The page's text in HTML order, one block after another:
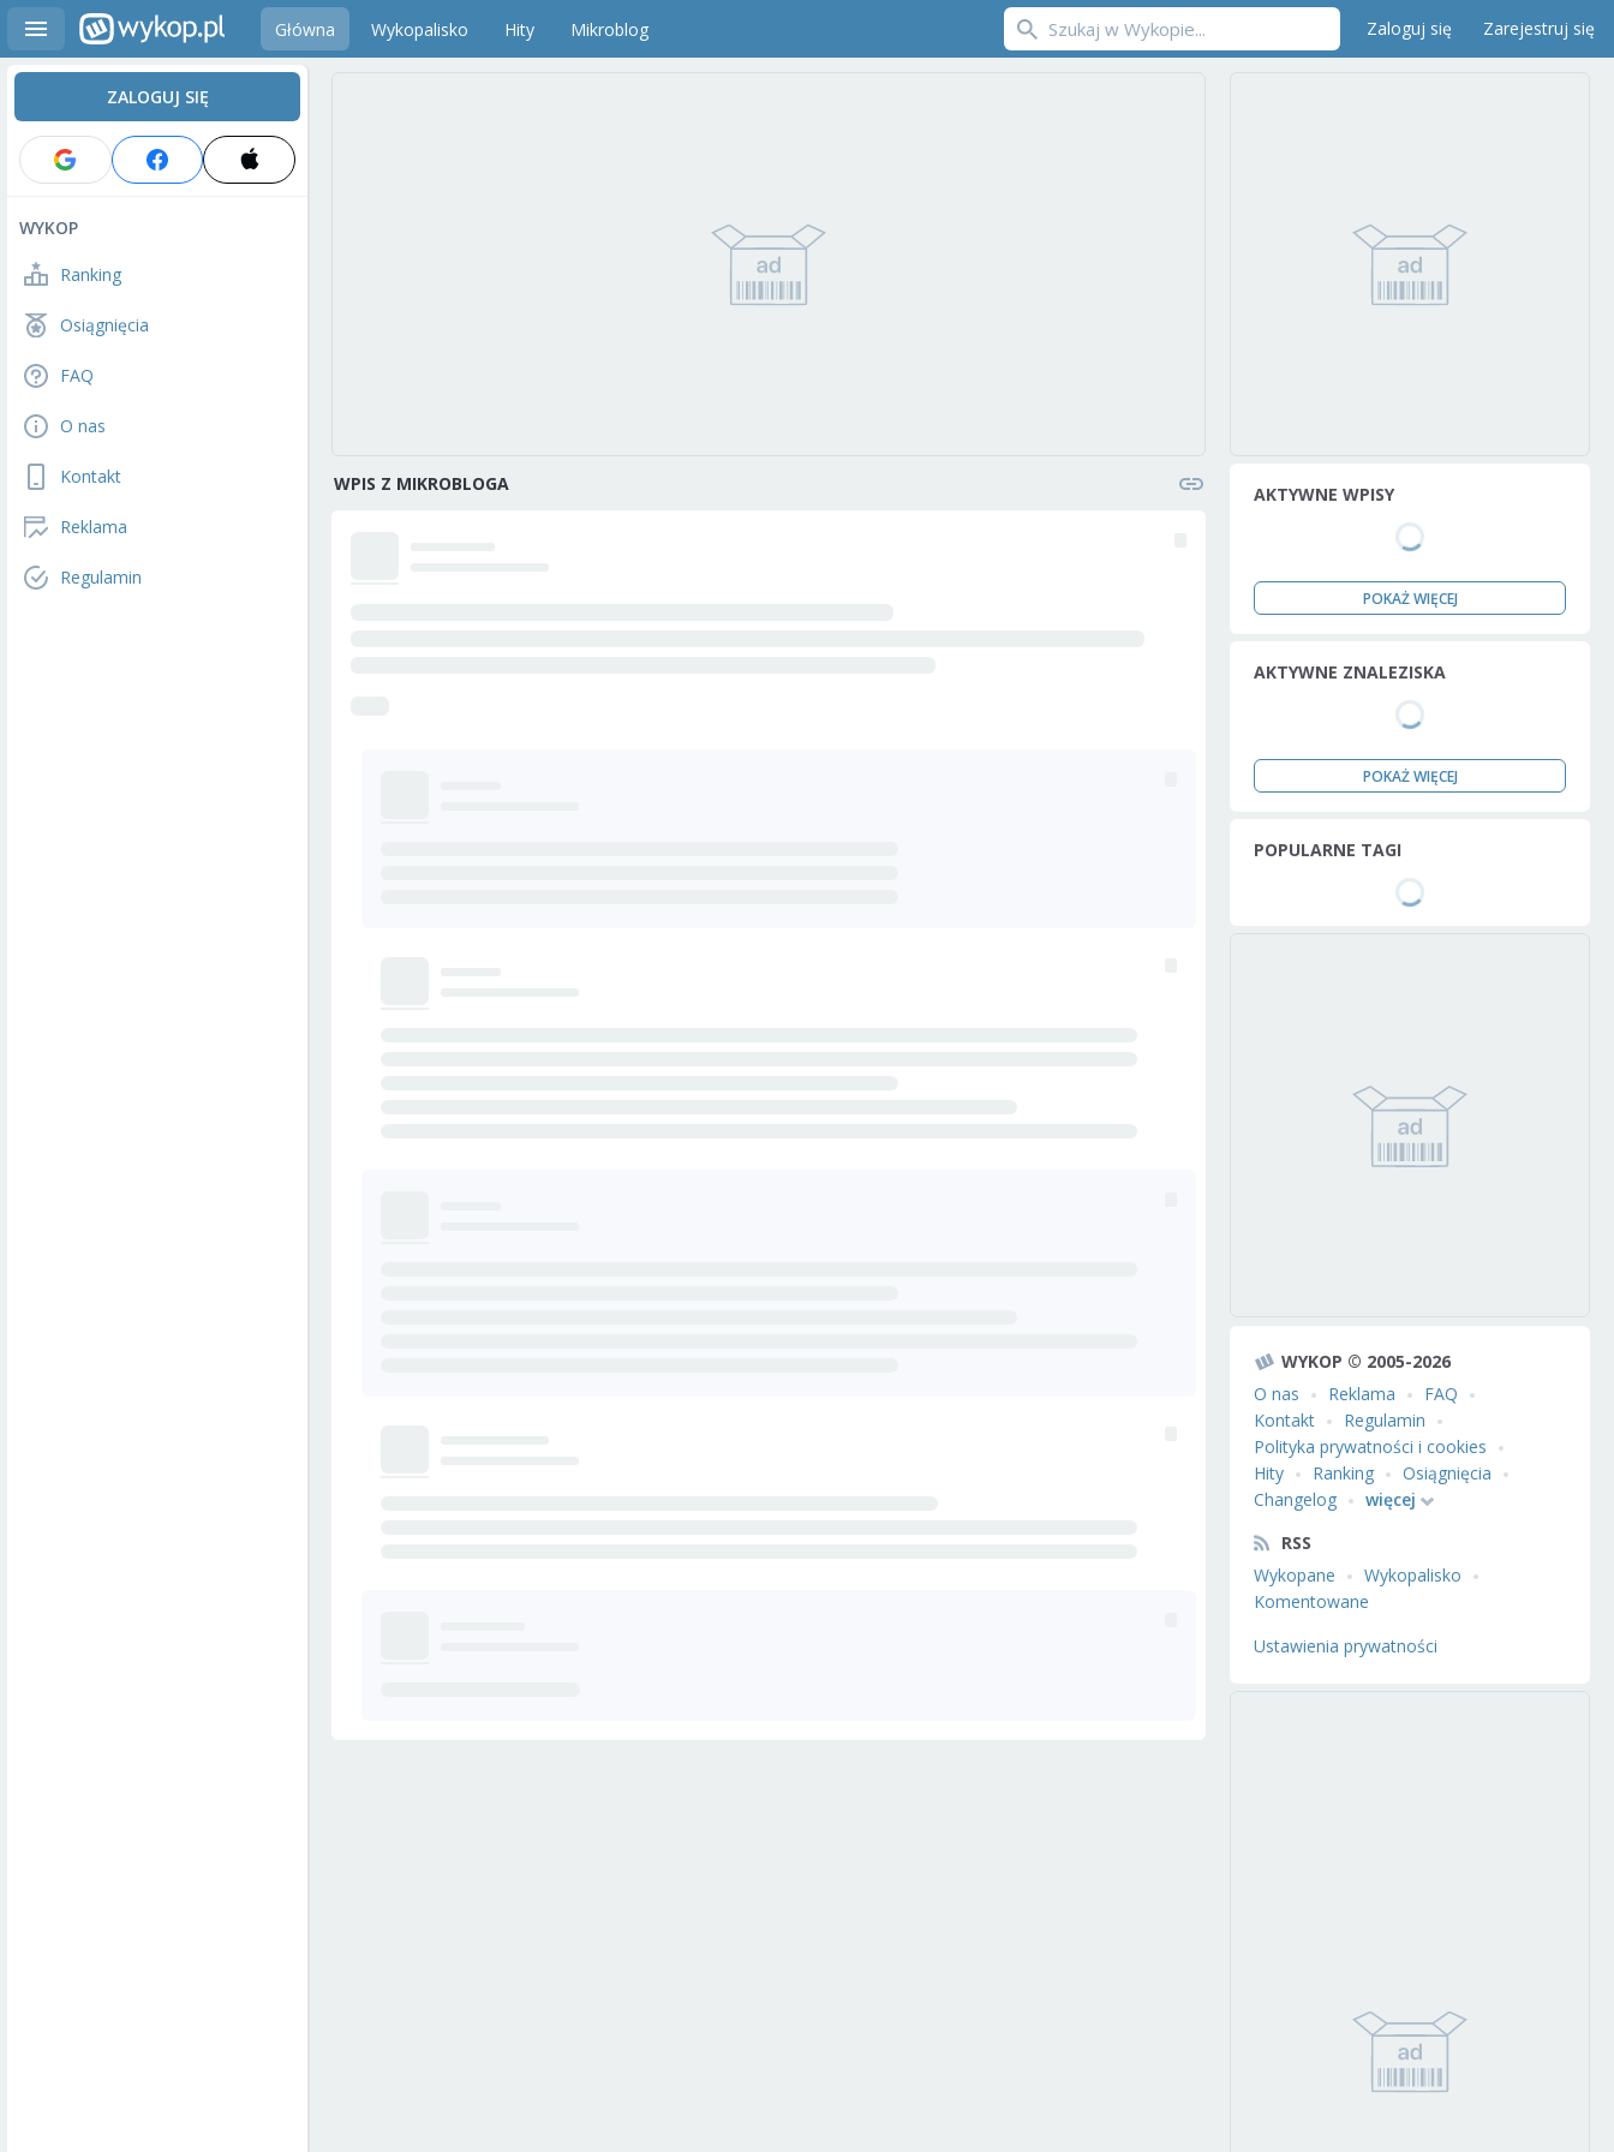
Główna Wykopalisko Hity Mikroblog Zaloguj się Zarejestruj się
ZALOGUJ SIĘ
WYKOP
Ranking
Osiągnięcia
FAQ
O nas
Kontakt
Reklama
Regulamin
WPIS Z MIKROBLOGA AKTYWNE WPISY
POKAŻ WIĘCEJ
AKTYWNE ZNALEZISKA
POKAŻ WIĘCEJ
POPULARNE TAGI
WYKOP © 2005-2026
O nas
Reklama
FAQ
Kontakt
Regulamin
Polityka prywatności i cookies
Hity
Ranking
Osiągnięcia
Changelog
więcej
RSS
Wykopane
Wykopalisko
Komentowane
Ustawienia prywatności